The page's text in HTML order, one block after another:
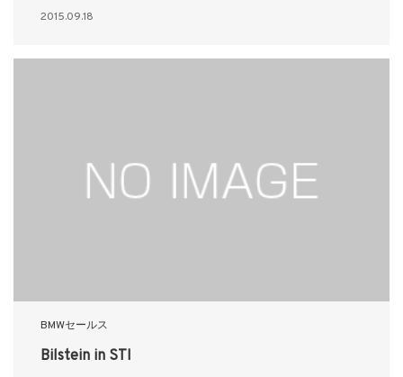
2015.09.18
BMWセールス
Bilstein in STI